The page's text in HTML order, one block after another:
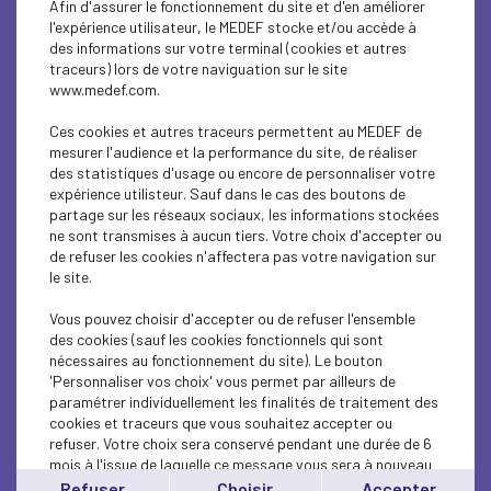
BUSINESS LAW
BUSINESS LAW
BUSINESS LAW
BUSINESS LAW
BUSINESS LAW
BUSINESS LAW
BUSINESS LAW
BUSINESS LAW
BUSINESS LAW
Afin d'assurer le fonctionnement du site et d'en améliorer
l'expérience utilisateur, le MEDEF stocke et/ou accède à
des informations sur votre terminal (cookies et autres
traceurs) lors de votre naviguation sur le site
www.medef.com.
Ces cookies et autres traceurs permettent au MEDEF de
mesurer l'audience et la performance du site, de réaliser
des statistiques d'usage ou encore de personnaliser votre
expérience utilisteur. Sauf dans le cas des boutons de
partage sur les réseaux sociaux, les informations stockées
ne sont transmises à aucun tiers. Votre choix d'accepter ou
de refuser les cookies n'affectera pas votre navigation sur
le site.
Vous pouvez choisir d'accepter ou de refuser l'ensemble
des cookies (sauf les cookies fonctionnels qui sont
nécessaires au fonctionnement du site). Le bouton
'Personnaliser vos choix' vous permet par ailleurs de
paramétrer individuellement les finalités de traitement des
cookies et traceurs que vous souhaitez accepter ou
refuser. Votre choix sera conservé pendant une durée de 6
mois à l'issue de laquelle ce message vous sera à nouveau
affiché..